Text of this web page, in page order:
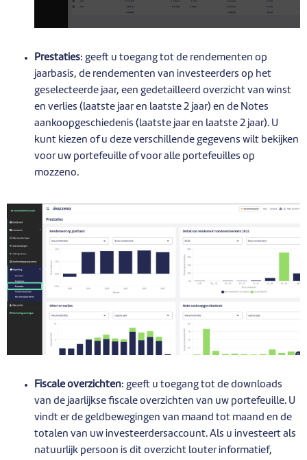
Prestaties: geeft u toegang tot de rendementen op
jaarbasis, de rendementen van investeerders op het
geselecteerde jaar, een gedetailleerd overzicht van winst
en verlies (laatste jaar en laatste 2 jaar) en de Notes
aankoopgeschiedenis (laatste jaar en laatste 2 jaar). U
kunt kiezen of u deze verschillende gegevens wilt bekijken
voor uw portefeuille of voor alle portefeuilles op
mozzeno.
Fiscale overzichten: geeft u toegang tot de downloads
van de jaarlijkse fiscale overzichten van uw portefeuille. U
vindt er de geldbewegingen van maand tot maand en de
totalen van uw investeerdersaccount. Als u investeert als
natuurlijk persoon is dit overzicht louter informatief,